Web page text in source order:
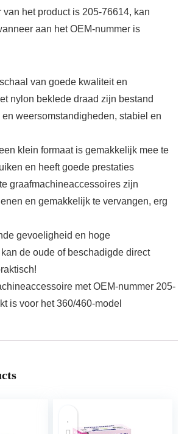
van het product is 205-76614, kan
aan het OEM-nummer is
van goede kwaliteit en
nylon beklede draad zijn bestand
weersomstandigheden, stabiel en
klein formaat is gemakkelijk mee te
en heeft goede prestaties
graafmachineaccessoires zijn
en gemakkelijk te vervangen, erg
gevoeligheid en hoge
de oude of beschadigde direct
met OEM-nummer 205-
is voor het 360/460-model